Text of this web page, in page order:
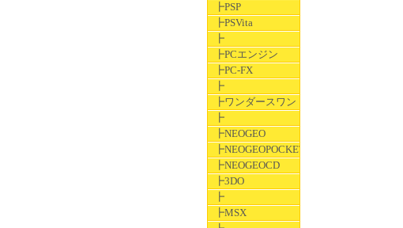
┣PSP
┣PSVita
┣
┣PCエンジン
┣PC-FX
┣
┣ワンダースワン
┣
┣NEOGEO
┣NEOGEOPOCKET
┣NEOGEOCD
┣3DO
┣
┣MSX